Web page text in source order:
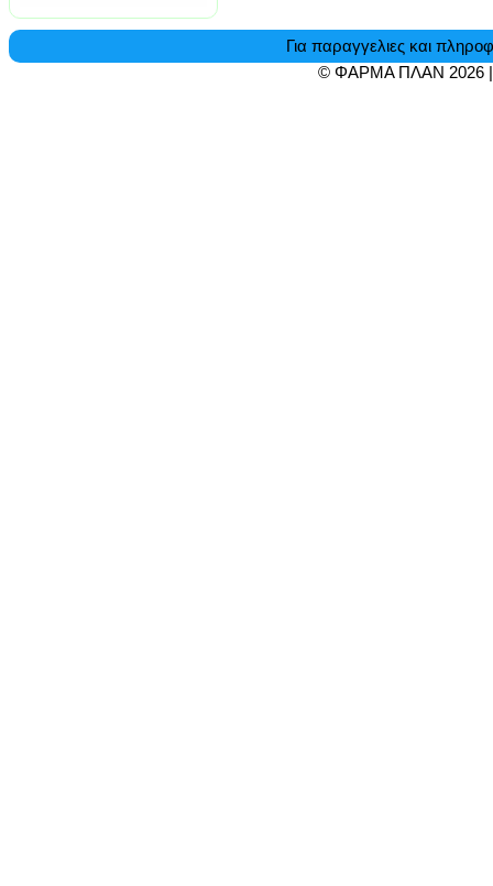
Για παραγγελιες και
© ΦΑΡΜΑ ΠΛΑΝ 2026